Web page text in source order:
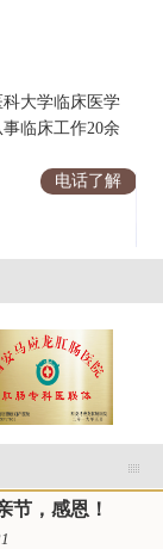
大学临床医学
临床工作20余
电话了解
节，感恩！